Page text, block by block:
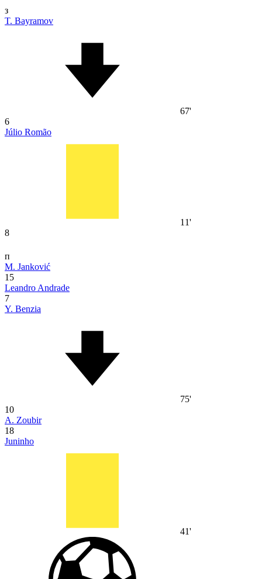
з
T. Bayramov
67'
6
Júlio Romão
11'
8
п
M. Janković
15
Leandro Andrade
7
Y. Benzia
75'
10
A. Zoubir
18
Juninho
41'